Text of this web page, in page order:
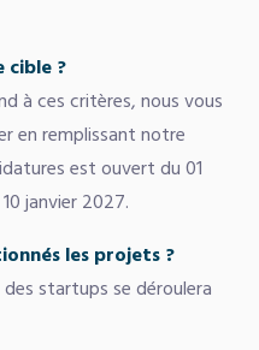
cible ?
à ces critères, nous vous
en remplissant notre
est ouvert du 01
janvier 2027.
les projets ?​
startups se déroulera